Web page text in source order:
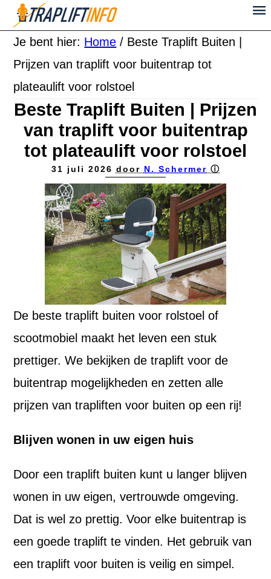
Je bent hier: Home / Beste Traplift Buiten |
Prijzen van traplift voor buitentrap tot
plateaulift voor rolstoel
Beste Traplift Buiten | Prijzen
van traplift voor buitentrap
tot plateaulift voor rolstoel
31 juli 2026 door N. Schermer ⓘ
De beste traplift buiten voor rolstoel of
scootmobiel maakt het leven een stuk
prettiger. We bekijken de traplift voor de
buitentrap mogelijkheden en zetten alle
prijzen van trapliften voor buiten op een rij!
Blijven wonen in uw eigen huis
Door een traplift buiten kunt u langer blijven
wonen in uw eigen, vertrouwde omgeving.
Dat is wel zo prettig. Voor elke buitentrap is
een goede traplift te vinden. Het gebruik van
een traplift voor buiten is veilig en simpel.